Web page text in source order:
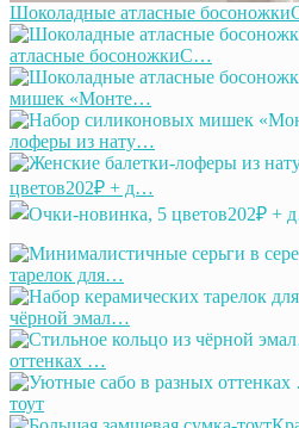
Шоколадные атласные
атласные босоножкиС…
мишек «Монте…
лоферы из нату…
цветов202₽ + д…
тарелок для…
чёрной эмал…
оттенках …
тоут